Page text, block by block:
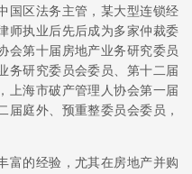
国区法务主管，某大型连锁经
师执业后先后成为多家仲裁委
会第十届房地产业务研究委员
务研究委员会委员、第十二届
上海市破产管理人协会第一届
届庭外、预重整委员会委员，
富的经验，尤其在房地产并购